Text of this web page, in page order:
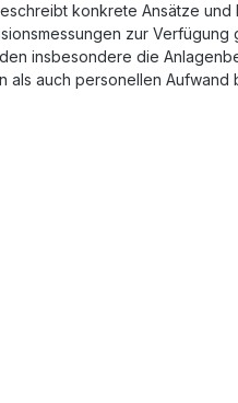
konkrete Ansätze
zur
insbesondere die
auch personellen